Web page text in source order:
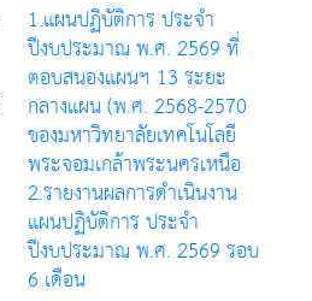
1.แผนปฏิบัติการ ประจำ
ปีงบประมาณ พ.ศ. 2569 ที่
ตอบสนองแผนฯ 13 ระยะ
กลางแผน (พ.ศ. 2568-2570
ของมหาวิทยาลัยเทคโนโลยี
พระจอมเกล้าพระนครเหนือ
2.รายงานผลการดำเนินงาน
แผนปฏิบัติการ ประจำ
ปีงบประมาณ พ.ศ. 2569 รอบ
6 เดือน